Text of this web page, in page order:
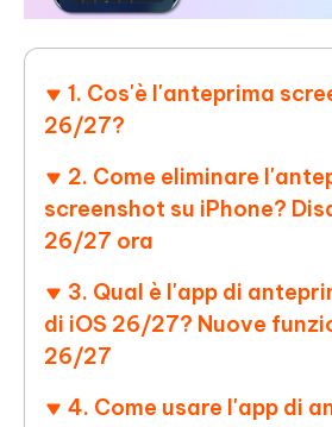
1. Cos'è l'anteprima
26/27?
2. Come eliminare
screenshot su iPhone?
26/27 ora
3. Qual è l'app di
di iOS 26/27? Nuove
26/27
4. Come usare l'app di